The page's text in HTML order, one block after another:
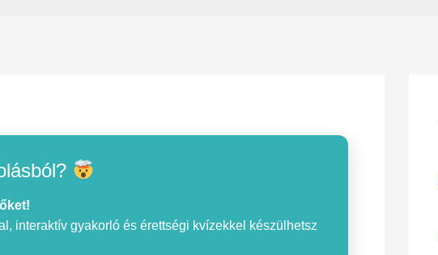
interaktív gyakorló és érettségi kvízekkel készülhetsz